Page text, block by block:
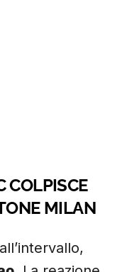
COLPISCE
MILAN